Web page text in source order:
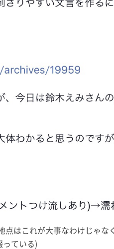
点はこれが大事なわけじゃな
っている)